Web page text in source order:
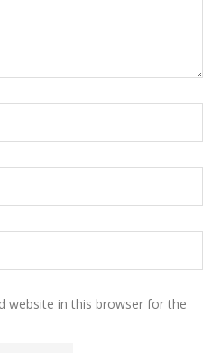
website in this browser for the